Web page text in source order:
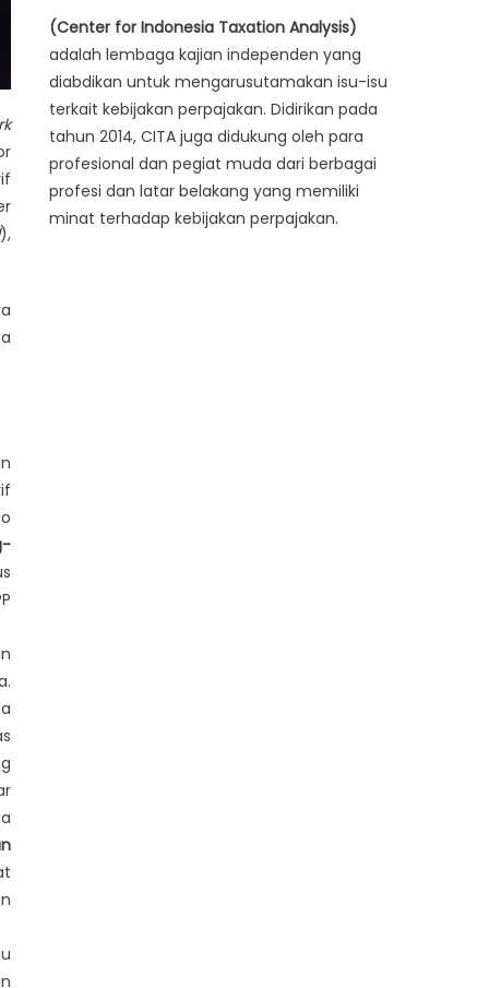
),
(Center for Indonesia Taxation Analysis)
adalah lembaga kajian independen yang
diabdikan untuk mengarusutamakan isu-isu
terkait kebijakan perpajakan. Didirikan pada
tahun 2014, CITA juga didukung oleh para
profesional dan pegiat muda dari berbagai
profesi dan latar belakang yang memiliki
minat terhadap kebijakan perpajakan.